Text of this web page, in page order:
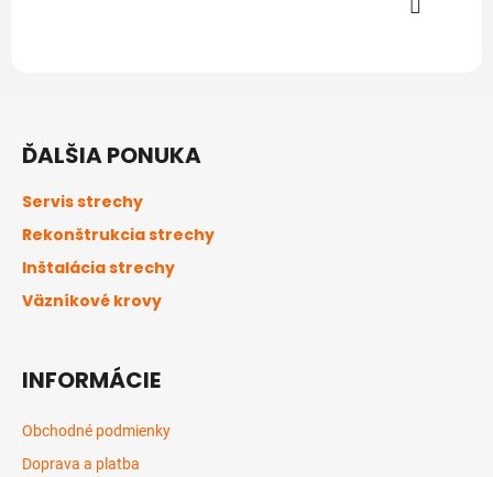
ĎALŠIA PONUKA
Servis strechy
Rekonštrukcia strechy
Inštalácia strechy
Väzníkové krovy
INFORMÁCIE
Obchodné podmienky
Doprava a platba